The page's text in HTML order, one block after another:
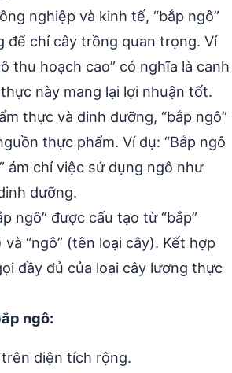
nghiệp và kinh tế, “bắp ngô”
để chỉ cây trồng quan trọng. Ví
thu hoạch cao” có nghĩa là canh
này mang lại lợi nhuận tốt.
thực và dinh dưỡng, “bắp ngô”
thực phẩm. Ví dụ: “Bắp ngô
ám chỉ việc sử dụng ngô như
dưỡng.
ngô” được cấu tạo từ “bắp”
“ngô” (tên loại cây). Kết hợp
đầy đủ của loại cây lương thực
ngô:
diện tích rộng.